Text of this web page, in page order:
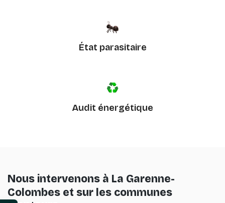
État parasitaire
Audit énergétique
Nous intervenons à La Garenne-
Colombes et sur les communes